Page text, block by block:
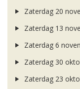
Zaterdag 20
Zaterdag 13
Zaterdag 6
Zaterdag 30
Zaterdag 23